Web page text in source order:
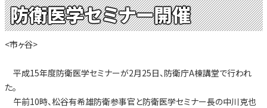
防衛医学セミナー開催
<市ヶ谷>
平成15年度防衛医学セミナーが2月25日、防衛庁A棟講堂で行われ
た。
午前10時、松谷有希雄防衛参事官と防衛医学セミナー長の中川克也